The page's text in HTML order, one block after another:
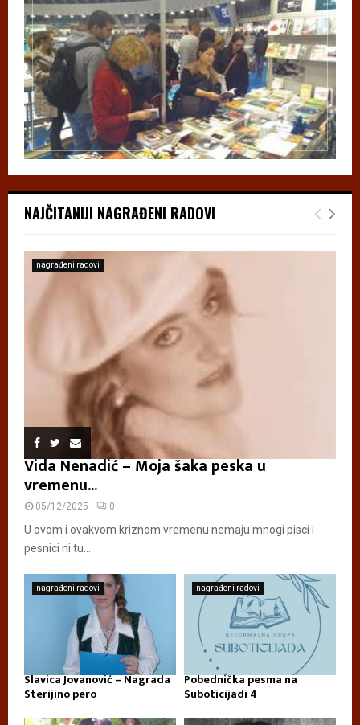
NAJČITANIJI NAGRAĐENI RADOVI
nagrađeni radovi
Vida Nenadić – Moja šaka peska u
vremenu...
05/12/2025 0
U ovom i ovakvom kriznom vremenu nemaju mnogi pisci i
pesnici ni tu...
nagrađeni radovi
Slavica Jovanović – Nagrada
Sterijino pero
nagrađeni radovi
Pobednička pesma na
Suboticijadi 4